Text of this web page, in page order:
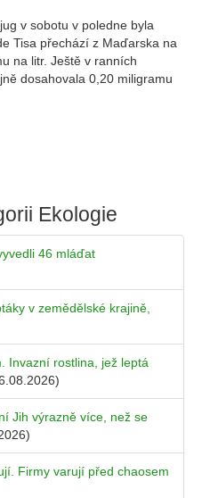
v sobotu v poledne byla
Tisa přechází z Maďarska na
na litr. Ještě v ranních
dosahovala 0,20 miligramu
Ekologie
46 mláďat
v zemědělské krajině,
Invazní rostlina, jež leptá
Jih výrazně více, než se
Firmy varují před chaosem